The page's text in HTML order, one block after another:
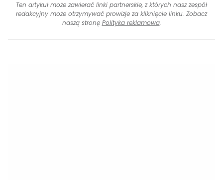
Ten artykuł może zawierać linki partnerskie, z których nasz zespół
redakcyjny może otrzymywać prowizje za kliknięcie linku. Zobacz
naszą stronę Polityka reklamowa.